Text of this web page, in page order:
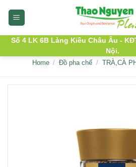
Số 4 LK 6B Làng Kiều Châu Âu -
Nội.
Home / Đồ pha chế / TRÀ,CÀ